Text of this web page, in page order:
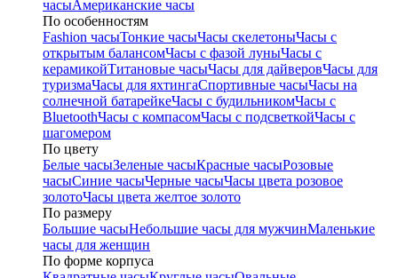
часыАмериканские часы
По особенностям
Fashion часыТонкие часыЧасы скелетоныЧасы с
открытым балансомЧасы с фазой луныЧасы с
керамикойТитановые часыЧасы для дайверовЧасы для
туризмаЧасы для яхтингаСпортивные часыЧасы на
солнечной батарейкеЧасы с будильникомЧасы с
BluetoothЧасы с компасомЧасы с подсветкойЧасы с
шагомером
По цвету
Белые часыЗеленые часыКрасные часыРозовые
часыСиние часыЧерные часыЧасы цвета розовое
золотоЧасы цвета желтое золото
По размеру
Большие часыНебольшие часы для мужчинМаленькие
часы для женщин
По форме корпуса